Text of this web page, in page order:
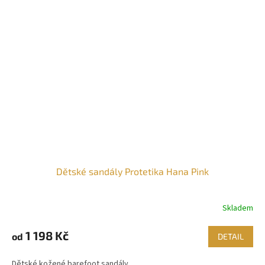
Dětské sandály Protetika Hana Pink
Skladem
od 1 198 Kč DETAIL